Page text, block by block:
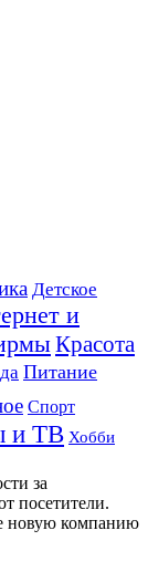
Детское
и
Красота
Питание
Спорт
и ТВ Хобби
за
посетители.
новую компанию